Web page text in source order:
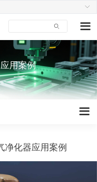
ꄙ 끀
ꀅ
应用案例
—
끀
净化器应用案例